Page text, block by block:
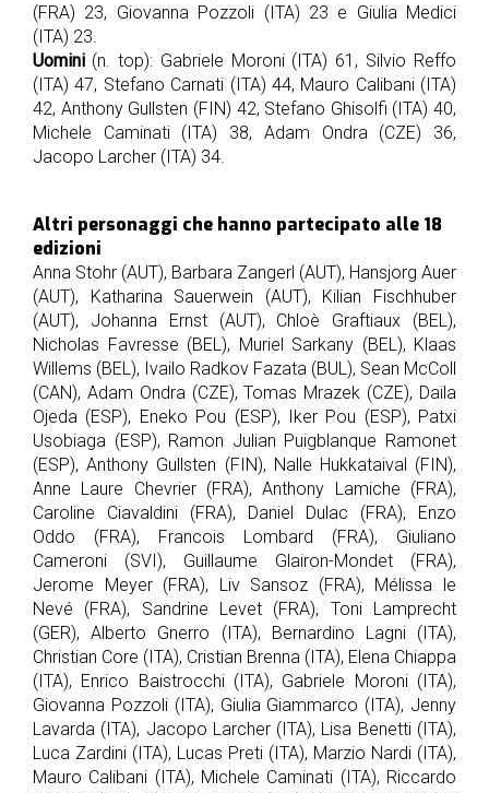
(FRA) 23, Giovanna Pozzoli (ITA) 23 e Giulia Medici
(ITA) 23.
Uomini (n. top): Gabriele Moroni (ITA) 61, Silvio Reffo
(ITA) 47, Stefano Carnati (ITA) 44, Mauro Calibani (ITA)
42, Anthony Gullsten (FIN) 42, Stefano Ghisolfi (ITA) 40,
Michele Caminati (ITA) 38, Adam Ondra (CZE) 36,
Jacopo Larcher (ITA) 34.
Altri personaggi che hanno partecipato alle 18
edizioni
Anna Stohr (AUT), Barbara Zangerl (AUT), Hansjorg Auer
(AUT), Katharina Sauerwein (AUT), Kilian Fischhuber
(AUT), Johanna Ernst (AUT), Chloè Graftiaux (BEL),
Nicholas Favresse (BEL), Muriel Sarkany (BEL), Klaas
Willems (BEL), Ivailo Radkov Fazata (BUL), Sean McColl
(CAN), Adam Ondra (CZE), Tomas Mrazek (CZE), Daila
Ojeda (ESP), Eneko Pou (ESP), Iker Pou (ESP), Patxi
Usobiaga (ESP), Ramon Julian Puigblanque Ramonet
(ESP), Anthony Gullsten (FIN), Nalle Hukkataival (FIN),
Anne Laure Chevrier (FRA), Anthony Lamiche (FRA),
Caroline Ciavaldini (FRA), Daniel Dulac (FRA), Enzo
Oddo (FRA), Francois Lombard (FRA), Giuliano
Cameroni (SVI), Guillaume Glairon-Mondet (FRA),
Jerome Meyer (FRA), Liv Sansoz (FRA), Mélissa le
Nevé (FRA), Sandrine Levet (FRA), Toni Lamprecht
(GER), Alberto Gnerro (ITA), Bernardino Lagni (ITA),
Christian Core (ITA), Cristian Brenna (ITA), Elena Chiappa
(ITA), Enrico Baistrocchi (ITA), Gabriele Moroni (ITA),
Giovanna Pozzoli (ITA), Giulia Giammarco (ITA), Jenny
Lavarda (ITA), Jacopo Larcher (ITA), Lisa Benetti (ITA),
Luca Zardini (ITA), Lucas Preti (ITA), Marzio Nardi (ITA),
Mauro Calibani (ITA), Michele Caminati (ITA), Riccardo